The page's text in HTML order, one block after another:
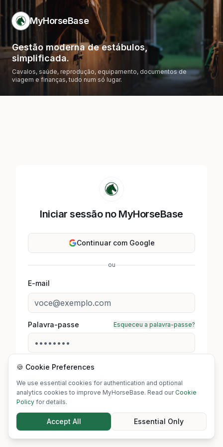
MyHorseBase
Gestão moderna de estábulos,
simplificada.
Cavalos, saúde, reprodução, equipamento, documentos de
viagem e finanças, tudo num só lugar.
Iniciar sessão no MyHorseBase
Continuar com Google
ou
E-mail
Palavra-passe Esqueceu a palavra-passe?
Não tem conta? Registar
🍪 Cookie Preferences
We use essential cookies for authentication and optional
analytics cookies to improve MyHorseBase. Read our Cookie
Policy for details.
Accept All Essential Only